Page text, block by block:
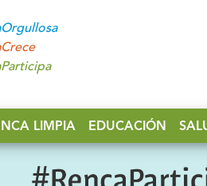
LIMPIA EDUCACIÓN